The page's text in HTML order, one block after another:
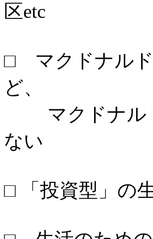
区etc
□ マクドナルド
ど、
マクドナルド
ない
□ 「投資型」の